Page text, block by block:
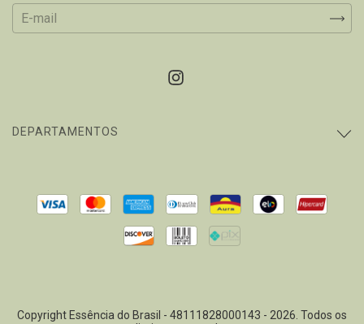
DEPARTAMENTOS
Copyright Essência do Brasil - 48111828000143 - 2026. Todos os